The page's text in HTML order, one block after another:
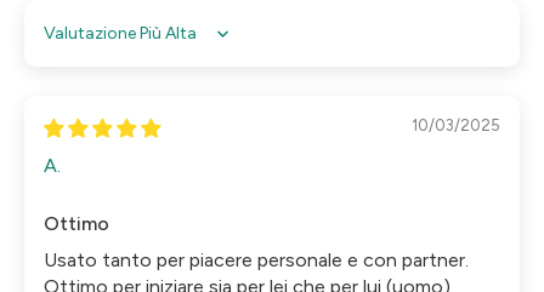
Sort by
10/03/2025
A.
Ottimo
Usato tanto per piacere personale e con partner.
Ottimo per iniziare sia per lei che per lui (uomo)